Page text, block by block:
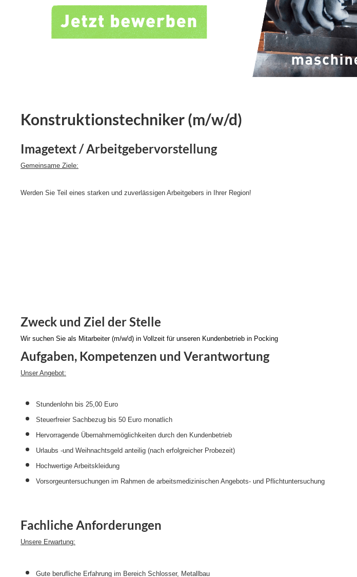
Konstruktionstechniker (m/w/d)
Imagetext / Arbeitgebervorstellung
Gemeinsame Ziele:
Werden Sie Teil eines starken und zuverlässigen Arbeitgebers in Ihrer Region!
Zweck und Ziel der Stelle
Wir suchen Sie als Mitarbeiter (m/w/d) in Vollzeit für unseren Kundenbetrieb in Pocking
Aufgaben, Kompetenzen und Verantwortung
Unser Angebot:
Stundenlohn bis 25,00 Euro
Steuerfreier Sachbezug bis 50 Euro monatlich
Hervorragende Übernahmemöglichkeiten durch den Kundenbetrieb
Urlaubs -und Weihnachtsgeld anteilig (nach erfolgreicher Probezeit)
Hochwertige Arbeitskleidung
Vorsorgeuntersuchungen im Rahmen de arbeitsmedizinischen Angebots- und Pflichtuntersuchung
Fachliche Anforderungen
Unsere Erwartung:
Gute berufliche Erfahrung im Bereich Schlosser, Metallbau